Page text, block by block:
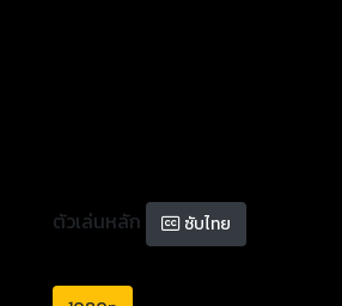
ตัวเล่นหลัก ซับไทย